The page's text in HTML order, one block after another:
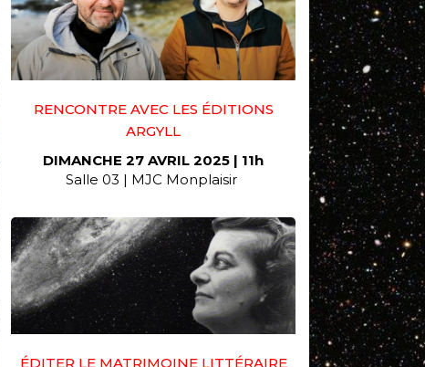
RENCONTRE AVEC LES ÉDITIONS
ARGYLL
DIMANCHE 27 AVRIL 2025 | 11h
Salle 03 | MJC Monplaisir
ÉDITER LE MATRIMOINE LITTÉRAIRE